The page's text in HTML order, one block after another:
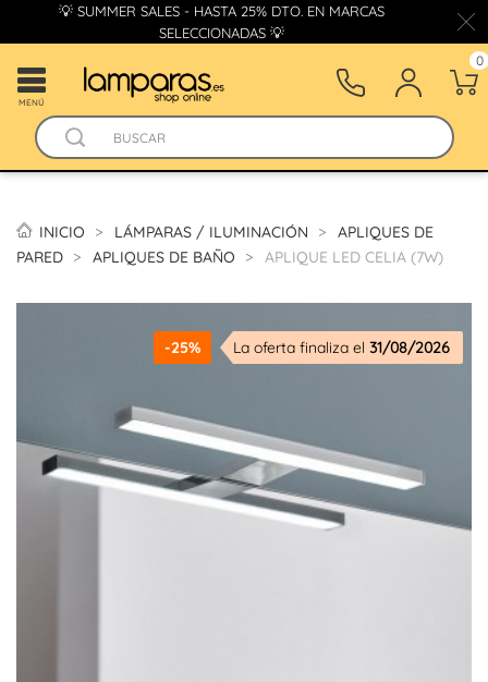
💡 SUMMER SALES - HASTA 25% DTO. EN MARCAS
SELECCIONADAS 💡
MENÚ
0
INICIO LÁMPARAS / ILUMINACIÓN
APLIQUES DE
PARED
APLIQUES DE BAÑO APLIQUE LED CELIA (7W)
-25% La oferta finaliza el 31/08/2026